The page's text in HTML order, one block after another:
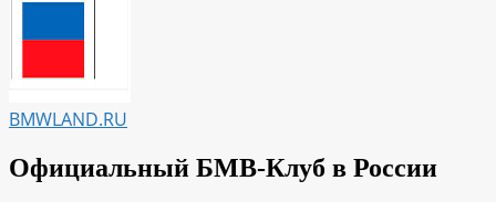
BMWLAND.RU
Официальный БМВ-Клуб в России